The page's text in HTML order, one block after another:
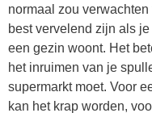
normaal zou
best vervelend zijn als
een gezin woont. Het
het inruimen van je
supermarkt moet. Voor
kan het krap worden,